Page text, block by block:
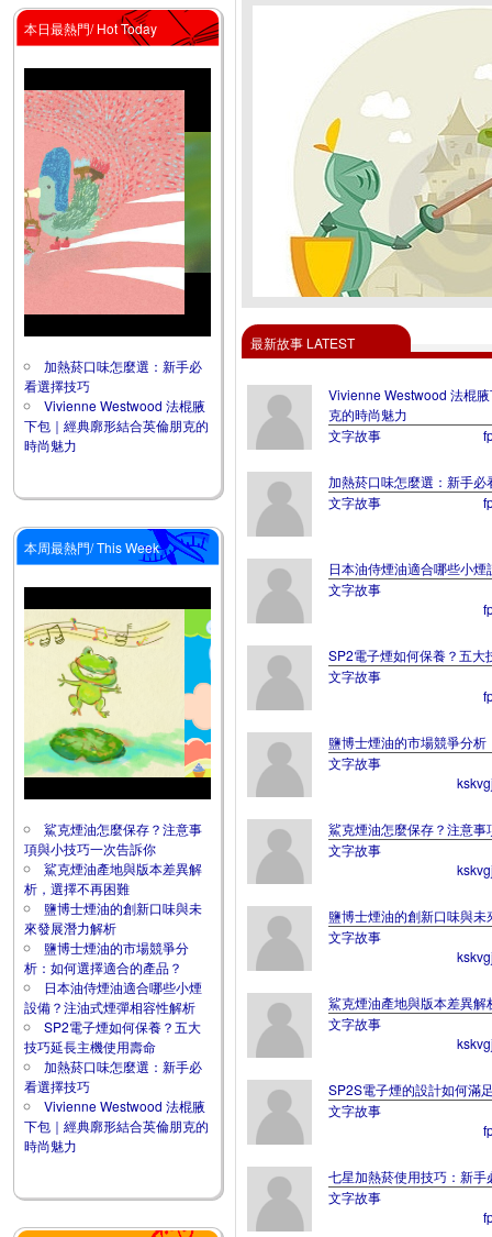
本日最熱門/ Hot Today
加熱菸口味怎麼選：新手必
看選擇技巧
Vivienne Westwood 法棍腋
下包｜經典廓形結合英倫朋克的
時尚魅力
本周最熱門/ This Week
鯊克煙油怎麼保存？注意事
項與小技巧一次告訴你
鯊克煙油產地與版本差異解
析，選擇不再困難
鹽博士煙油的創新口味與未
來發展潛力解析
鹽博士煙油的市場競爭分
析：如何選擇適合的產品？
日本油侍煙油適合哪些小煙
設備？注油式煙彈相容性解析
SP2電子煙如何保養？五大
技巧延長主機使用壽命
加熱菸口味怎麼選：新手必
看選擇技巧
Vivienne Westwood 法棍腋
下包｜經典廓形結合英倫朋克的
時尚魅力
最新故事 LATEST
Vivienne Westwood 法棍
克的時尚魅力
文字故事
加熱菸口味怎麼選：新手必
文字故事
日本油侍煙油適合哪些小
文字故事
SP2電子煙如何保養？五大
文字故事
鹽博士煙油的市場競爭分
文字故事
鯊克煙油怎麼保存？注意
文字故事
鹽博士煙油的創新口味與未
文字故事
鯊克煙油產地與版本差異解
文字故事
SP2S電子煙的設計如何滿
文字故事
七星加熱菸使用技巧：新手
文字故事